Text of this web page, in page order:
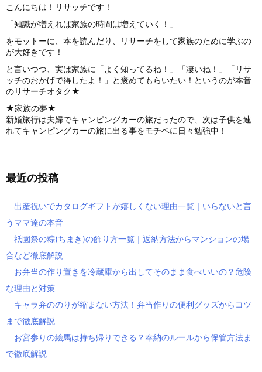
こんにちは！リサッチです！
「知識が増えれば家族の時間は増えていく！」
をモットーに、本を読んだり、リサーチをして家族のために学ぶの
が大好きです！
と言いつつ、実は家族に「よく知ってるね！」「凄いね！」「リサ
ッチのおかげで得したよ！」と褒めてもらいたい！というのが本音
のリサーチオタク★
★家族の夢★
新婚旅行は夫婦でキャンピングカーの旅だったので、次は子供を連
れてキャンピングカーの旅に出る事をモチベに日々勉強中！
最近の投稿
出産祝いでカタログギフトが嬉しくない理由一覧｜いらないと言
うママ達の本音
祇園祭の粽(ちまき)の飾り方一覧｜返納方法からマンションの場
合など徹底解説
お弁当の作り置きを冷蔵庫から出してそのまま食べいいの？危険
な理由と対策
キャラ弁ののりが縮まない方法！弁当作りの便利グッズからコツ
まで徹底解説
お宮参りの絵馬は持ち帰りできる？奉納のルールから保管方法ま
で徹底解説